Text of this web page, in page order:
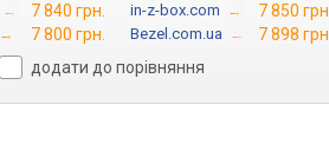
→ 7 840 грн. in-z-box.com → 7 850 грн.
→ 7 800 грн. Bezel.com.ua →
7 898 грн.
додати до порівняння